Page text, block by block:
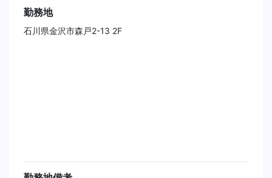
勤務地
石川県金沢市森戸2-13 2F